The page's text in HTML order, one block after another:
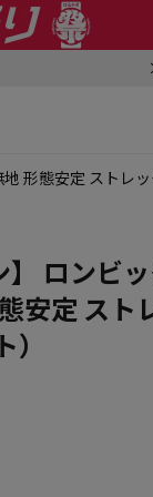
形態安定 ストレ
ロンビ
安定 スト